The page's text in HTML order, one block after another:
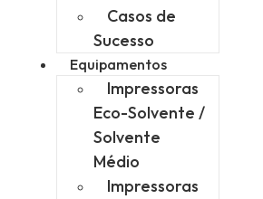
Casos de
Sucesso
Equipamentos
Impressoras
Eco-Solvente /
Solvente
Médio
Impressoras